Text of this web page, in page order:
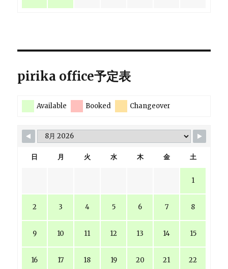
pirika office予定表
Available Booked Changeover
日 月 火 水 木 金 土
1
2 3 4 5 6 7 8
9 10 11 12 13 14 15
16 17 18 19 20 21 22